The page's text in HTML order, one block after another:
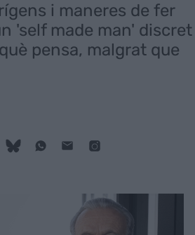
i maneres de fer
'self made man' discret
pensa, malgrat que